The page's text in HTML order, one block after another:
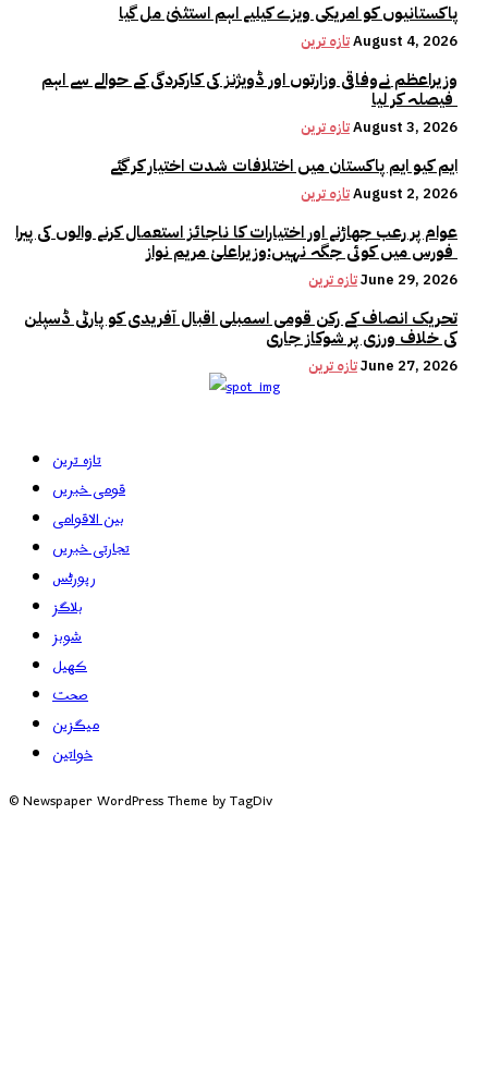
پاکستانیوں کو امریکی ویزے کیلیے اہم استثنیٰ مل گیا
تازہ ترینAugust 4, 2026
وزیراعظم نےوفاقی وزارتوں اور ڈویژنز کی کارکردگی کے حوالے سے اہم
تازہ ترینAugust 3, 2026
ایم کیو ایم پاکستان میں اختلافات شدت اختیار کر گئے
تازہ ترینAugust 2, 2026
عوام پر رعب جھاڑنے اور اختیارات کا ناجائز استعمال کرنے والوں کی پیرا
تازہ ترینJune 29, 2026
تحریک انصاف کے رکن قومی اسمبلی اقبال آفریدی کو پارٹی ڈسپلن
کی خلاف ورزی پر شوکاز جاری
تازہ ترینJune 27, 2026
تازہ ترین
قومی خبریں
بین الاقوامی
تجارتی خبریں
رپورٹس
بلاگز
شوبز
کھیل
صحت
میگزین
خواتین
© Newspaper WordPress Theme by TagDiv